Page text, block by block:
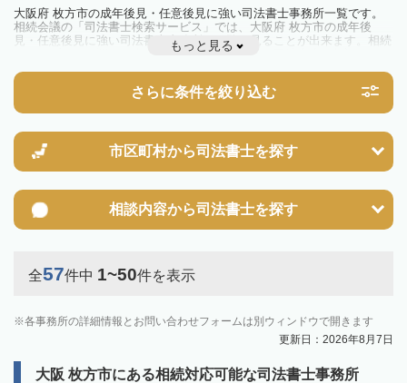
大阪府 枚方市の成年後見・任意後見に強い司法書士事務所一覧です。
相続会議の「司法書士検索サービス」では、大阪府 枚方市の成年後
見・任意後見に強い司法書士事務所を一覧で見ることが出来ます。相続
のトラブルやお悩みを抱えている方は一度近隣の司法書士に相談してみ
もっと見る
さらに条件を絞り込む
市区町村から司法書士を探す
相談内容から司法書士を探す
全57件中 1~50件を表示
各事務所の詳細情報とお問い合わせフォームは別ウィンドウで開きます
更新日：2026年8月7日
大阪 枚方市にある相続対応可能な司法書士事務所